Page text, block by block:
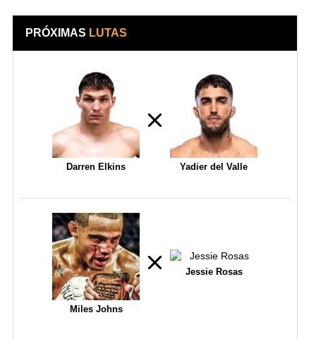
PRÓXIMAS LUTAS
Darren Elkins Yadier del Valle
Miles Johns
Jessie Rosas